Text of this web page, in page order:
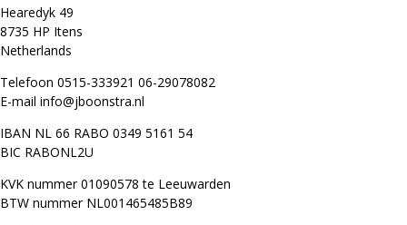
Hearedyk 49
8735 HP Itens
Netherlands
Telefoon 0515-333921 06-29078082
E-mail info@jboonstra.nl
IBAN NL 66 RABO 0349 5161 54
BIC RABONL2U
KVK nummer 01090578 te Leeuwarden
BTW nummer NL001465485B89